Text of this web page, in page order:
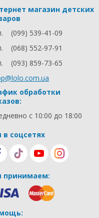
магазин детских
(099) 539-41-09
(068) 552-97-91
(093) 859-73-65
обработки
с 10:00 до 18:00
соцсетях
принимаем: